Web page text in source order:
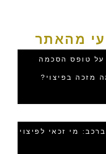
מהאתר
על טופס הסכמה
מזכה בפיצוי?
מי זכאי לפיצוי